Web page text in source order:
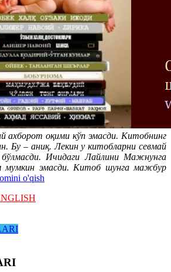
ахборот оқими кўп эмасди. Китобнинг
Бу – аниқ. Лекин у китобларни севмай
Ичидаги Лайлини Мажнунга
мумкин эмасди. Китоб шунга мажбур
o'qish